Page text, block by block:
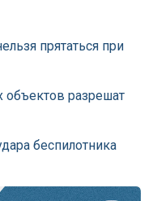
прятаться при
объектов разрешат
беспилотника